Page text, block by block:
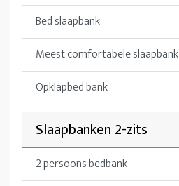
Bed slaapbank
Meest comfortabele slaapbank
Opklapbed bank
Slaapbanken 2-zits
2 persoons bedbank